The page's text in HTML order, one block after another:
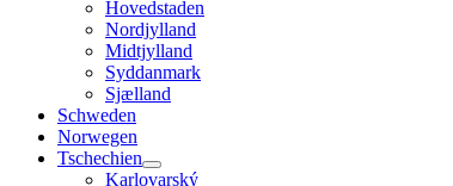
Hovedstaden
Nordjylland
Midtjylland
Syddanmark
Sjælland
Schweden
Norwegen
Tschechien
Karlovarský